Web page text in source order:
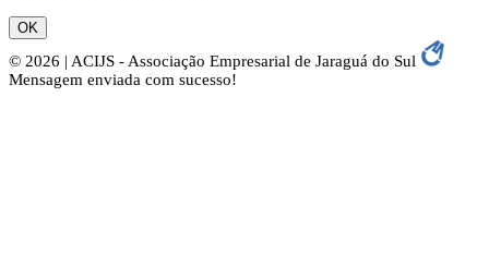
OK
© 2026 | ACIJS - Associação Empresarial de Jaraguá do Sul
Mensagem enviada com sucesso!